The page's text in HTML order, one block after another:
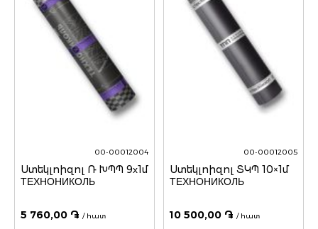
00-00012004
Ստեկլոիզոլ Ռ ԽՊՊ 9х1մ
ТЕХНОНИКОЛЬ
5 760,00 ֏ / հատ
00-00012005
Ստեկլոիզոլ ՏԿՊ 10×1մ
ТЕХНОНИКОЛЬ
10 500,00 ֏ / հատ